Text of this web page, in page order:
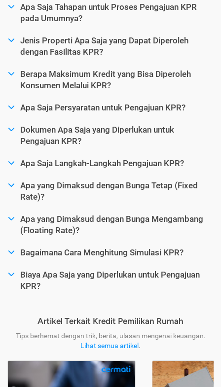
Apa Saja Tahapan untuk Proses Pengajuan KPR
pada Umumnya?
Jenis Properti Apa Saja yang Dapat Diperoleh
dengan Fasilitas KPR?
Berapa Maksimum Kredit yang Bisa Diperoleh
Konsumen Melalui KPR?
Apa Saja Persyaratan untuk Pengajuan KPR?
Dokumen Apa Saja yang Diperlukan untuk
Pengajuan KPR?
Apa Saja Langkah-Langkah Pengajuan KPR?
Apa yang Dimaksud dengan Bunga Tetap (Fixed
Rate)?
Apa yang Dimaksud dengan Bunga Mengambang
(Floating Rate)?
Bagaimana Cara Menghitung Simulasi KPR?
Biaya Apa Saja yang Diperlukan untuk Pengajuan
KPR?
Artikel Terkait Kredit Pemilikan Rumah
Tips berhemat dengan trik, berita, ulasan mengenai keuangan.
Lihat semua artikel .